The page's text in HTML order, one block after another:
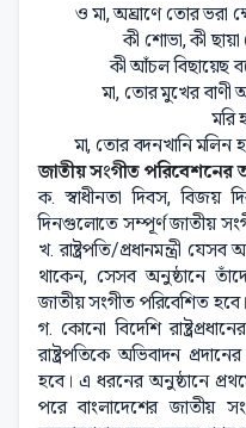
ও মা, অঘ্রাণে তোর ভরা
কী শোভা, কী ছায়া
কী আঁচল বিছায়েছ
মা, তোর মুখের বাণী
মরি
মা, তোর বদনখানি মলিন
জাতীয় সংগীত পরিবেশনের
ক. স্বাধীনতা দিবস, বিজয়
দিনগুলোতে সম্পূর্ণ জাতীয়
খ. রাষ্ট্রপতি/প্রধানমন্ত্রী
থাকেন, সেসব অনুষ্ঠানে
জাতীয় সংগীত পরিবেশিত হবে।
গ. কোনো বিদেশি
রাষ্ট্রপতিকে অভিবাদন
হবে। এ ধরনের অনুষ্ঠানে
পরে বাংলাদেশের জাতীয়